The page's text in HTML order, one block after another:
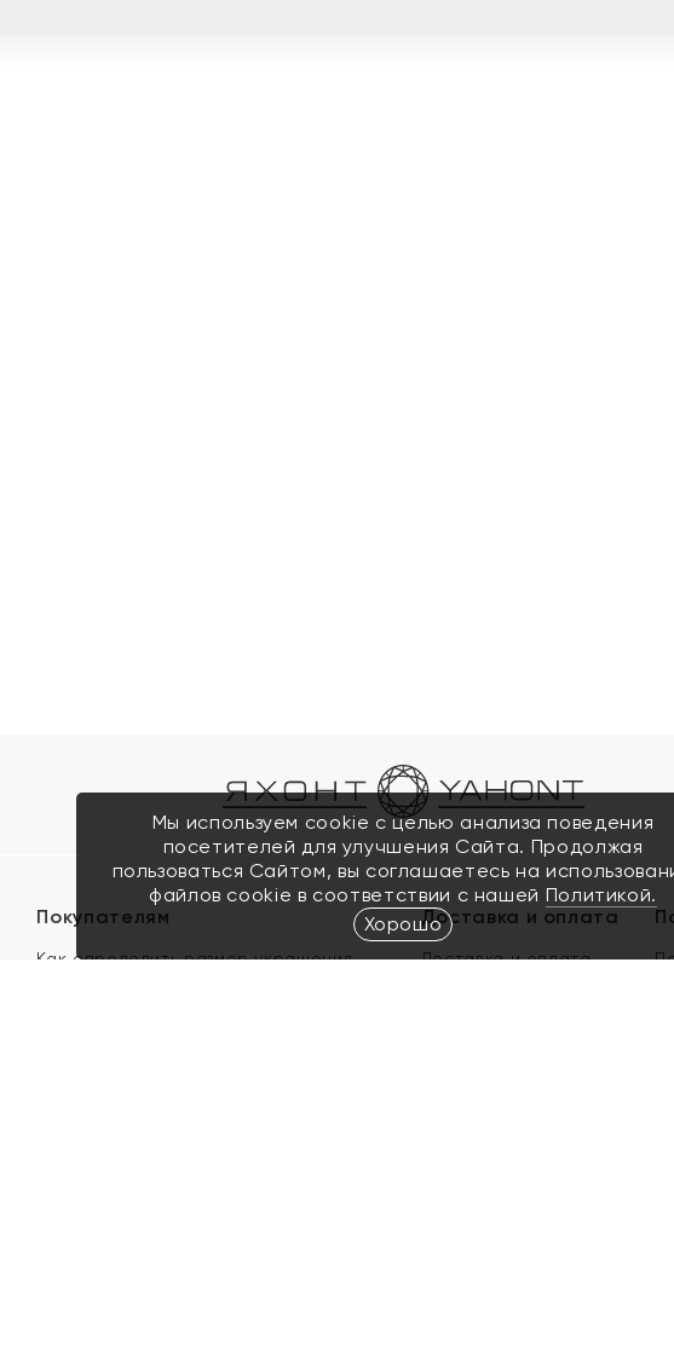
Покупателям
Как определить размер украшения
Доставка и оплата
Доставка и оплата
Мы используем cookie с целью анализа поведения
посетителей для улучшения Сайта. Продолжая
пользоваться Сайтом, вы соглашаетесь на
файлов cookie в соответствии с нашей Политикой.
Хорошо